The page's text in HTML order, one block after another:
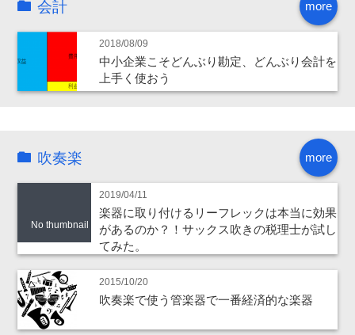
more
会計
2018/08/09
中小企業こそどんぶり勘定、どんぶり会計を
上手く使おう
more
吹奏楽
No thumbnail
2019/04/11
楽器に取り付けるリーフレックは本当に効果
があるのか？！サックス吹きの税理士が試し
てみた。
2015/10/20
吹奏楽で使う管楽器で一番経済的な楽器